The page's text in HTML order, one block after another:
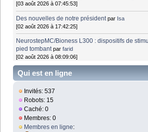
[03 août 2026 à 07:45:53]
Des nouvelles de notre président par Isa
[02 août 2026 à 17:42:25]
NeurostepMC/Bioness L300 : dispositifs de
pied tombant parfarid
[02 août 2026 à 08:09:06]
Qui est en ligne
Invités: 537
Robots: 15
Caché: 0
Membres: 0
Membres en ligne: